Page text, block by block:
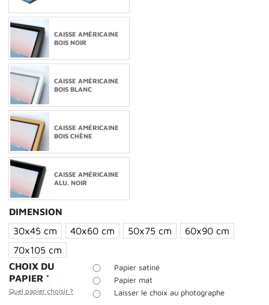
CAISSE AMÉRICAINE
BOIS NOIR
CAISSE AMÉRICAINE
BOIS BLANC
CAISSE AMÉRICAINE
BOIS CHÊNE
CAISSE AMÉRICAINE
ALU. NOIR
DIMENSION
30x45 cm
40x60 cm 50x75 cm
60x90 cm
70x105 cm
CHOIX DU
PAPIER *
Quel papier choisir ?
Papier satiné
Papier mat
Laisser le choix au photographe